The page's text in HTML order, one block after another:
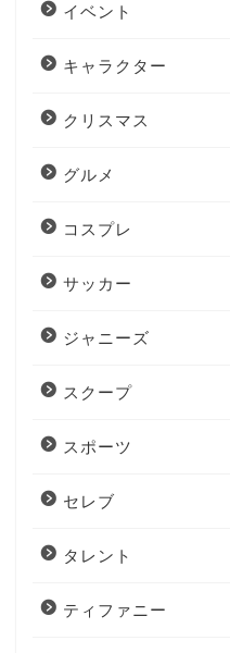
イベント
キャラクター
クリスマス
グルメ
コスプレ
サッカー
ジャニーズ
スクープ
スポーツ
セレブ
タレント
ティファニー